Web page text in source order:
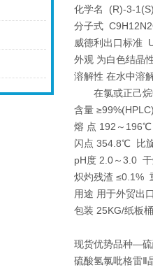
化学名 (R)-3-
分子式
威德利出口标准
外观 为白色结晶
溶解性 在水中溶
在氯或正己烷
含量
熔 点 192～
闪点 354.8℃ 比
pH度 2.0～3.0
炽灼残渣 ≤0.1%
用途 用于外贸出
包装 25KG/纸板
现货优势品种—硫
硫酸氢氯吡格雷Ⅱ